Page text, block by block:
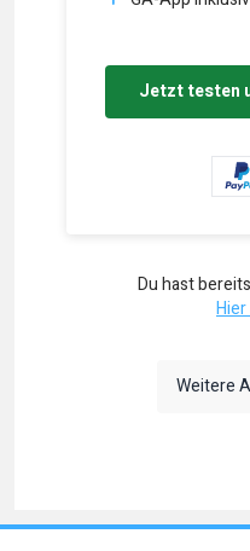
Jetzt testen
Du hast
Weitere